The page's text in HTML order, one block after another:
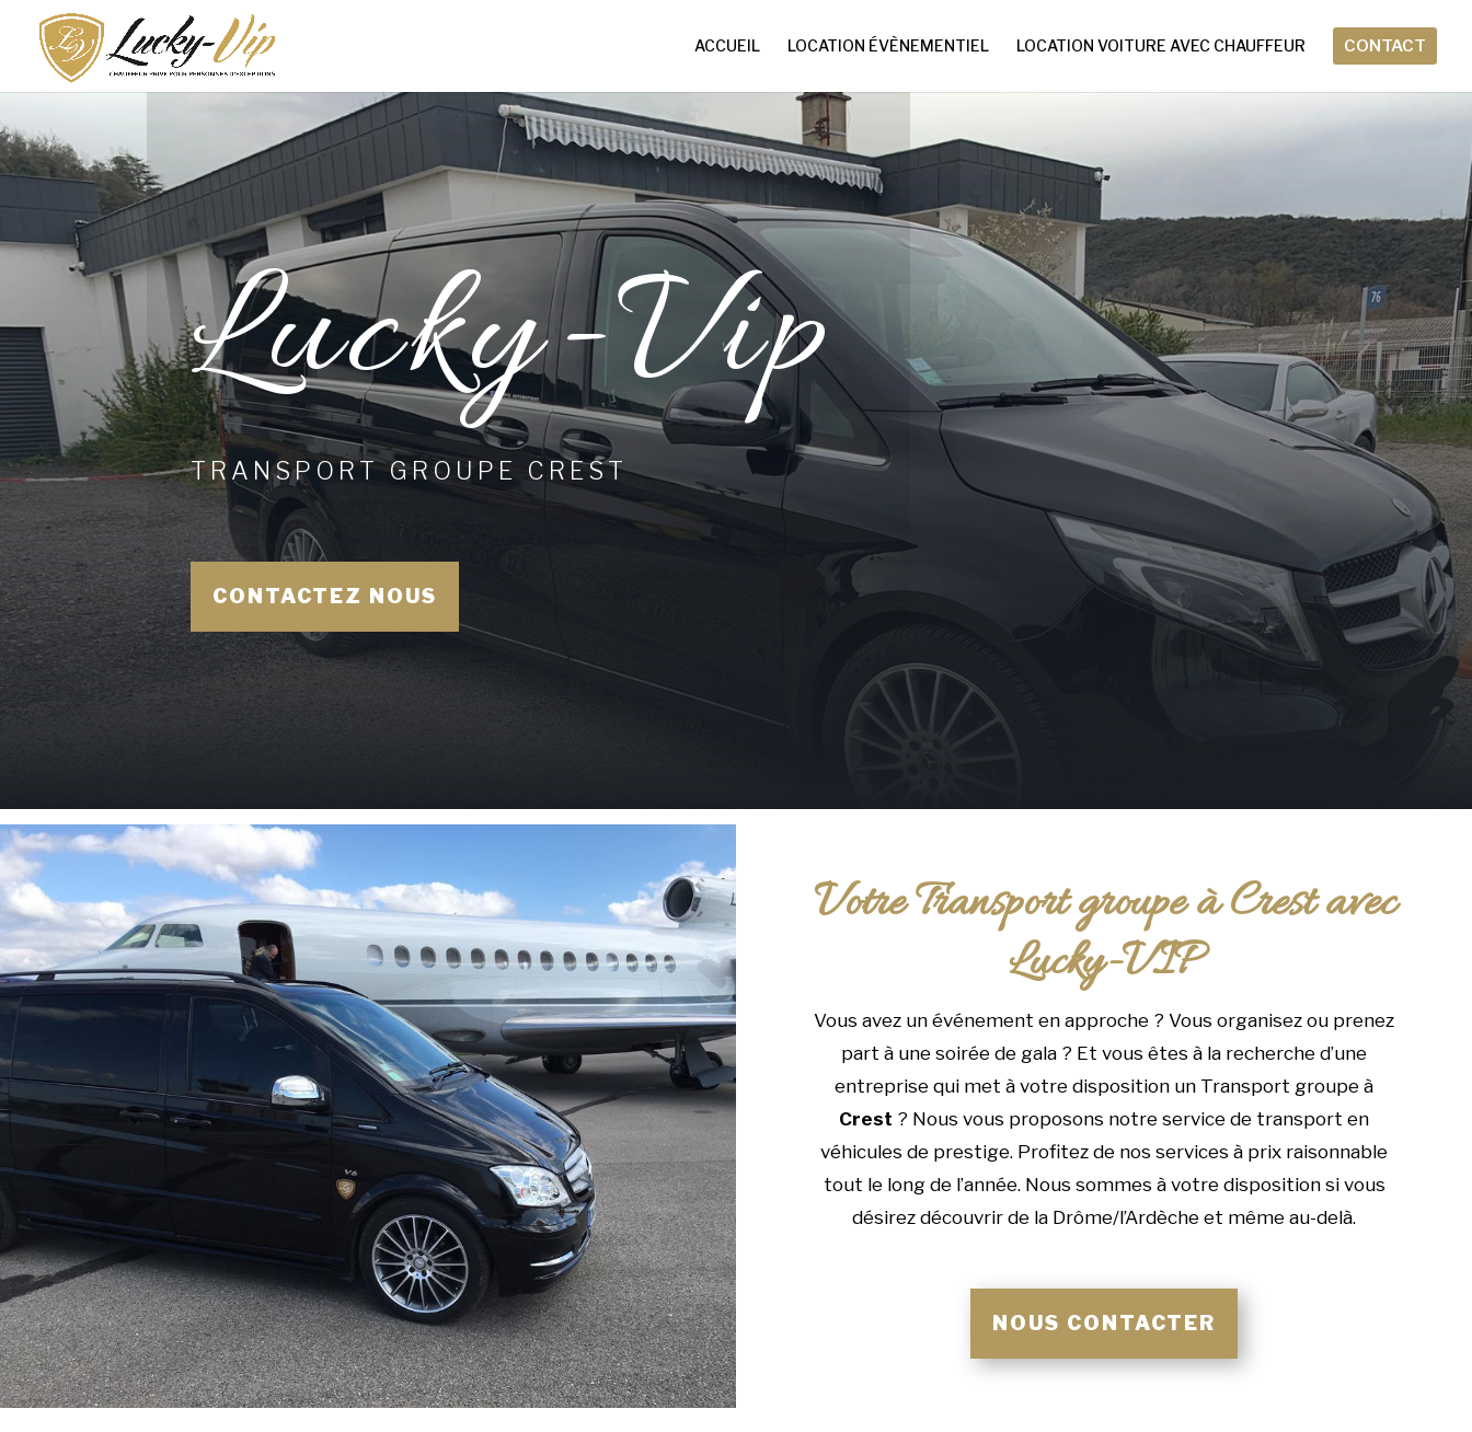
ACCUEIL LOCATION ÉVÈNEMENTIEL LOCATION VOITURE AVEC CHAUFFEUR CONTACT
Lucky-Vip
TRANSPORT GROUPE CREST
CONTACTEZ NOUS
Votre Transport groupe à Crest avec
Lucky-VIP
Vous avez un événement en approche ? Vous organisez ou prenez
part à une soirée de gala ? Et vous êtes à la recherche d’une
entreprise qui met à votre disposition un Transport groupe à
Crest ? Nous vous proposons notre service de transport en
véhicules de prestige. Profitez de nos services à prix raisonnable
tout le long de l’année. Nous sommes à votre disposition si vous
désirez découvrir de la Drôme/l’Ardèche et même au-delà.
NOUS CONTACTER